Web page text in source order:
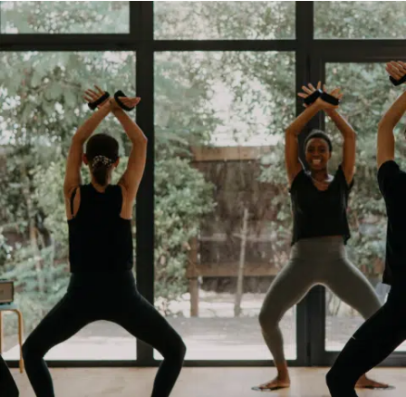
Inscrivez-vous